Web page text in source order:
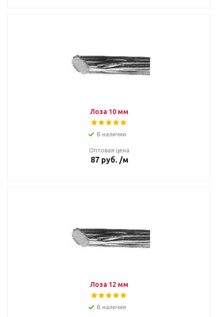
Лоза 10 мм
В наличии
Оптовая цена
87руб. /м
Лоза 12 мм
В наличии